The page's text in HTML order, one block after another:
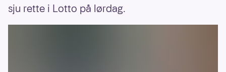
sju rette i Lotto på lørdag.